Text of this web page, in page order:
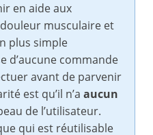
en aide aux
musculaire et
plus simple
d’aucune commande
avant de parvenir
est qu’il n’a aucun
de l’utilisateur.
qui est réutilisable